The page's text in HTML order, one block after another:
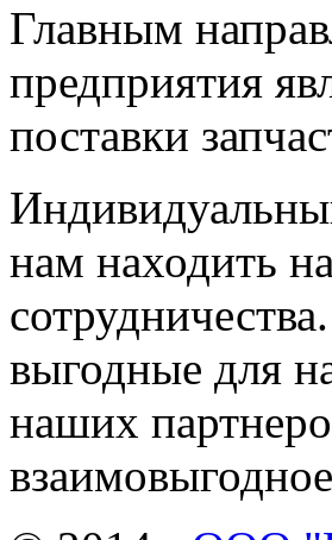
Главным
предприятия
поставки
нам находить
выгодные для
наших